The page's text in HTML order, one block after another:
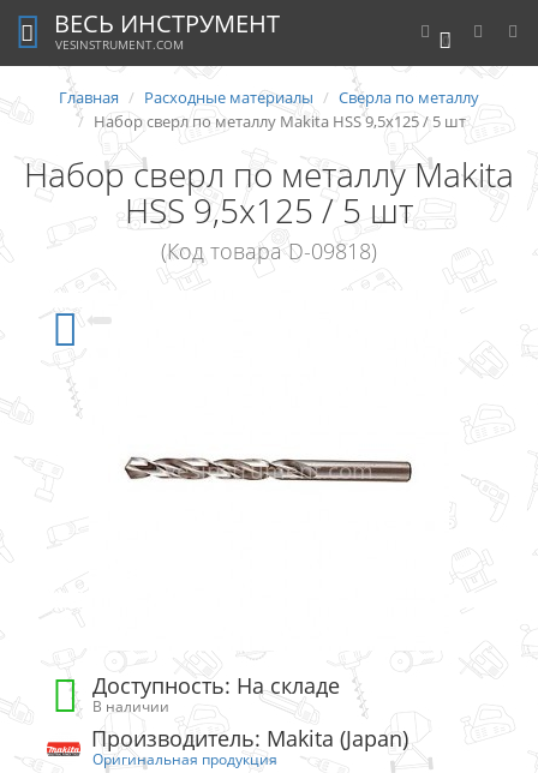
0
ВЕСЬ ИНСТРУМЕНТ
VESINSTRUMENT.COM
Главная Расходные материалы
Сверла по металлу
Набор сверл по металлу Makita HSS 9,5x125 / 5 шт
Набор сверл по металлу Makita
HSS 9,5x125 / 5 шт
(Код товара D-09818)
Доступность: На складе
В наличии
Производитель: Makita (Japan)
Оригинальная продукция